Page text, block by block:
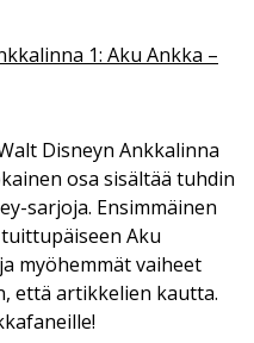
1: Aku Ankka –
Disneyn Ankkalinna
osa sisältää tuhdin
sarjoja. Ensimmäinen
Aku
myöhemmät vaiheet
että artikkelien kautta.